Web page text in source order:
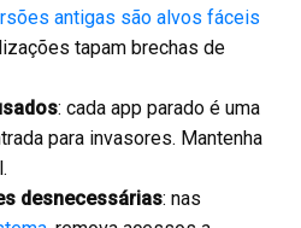
antigas são alvos fáceis
tapam brechas de
: cada app parado é uma
para invasores. Mantenha
desnecessárias: nas